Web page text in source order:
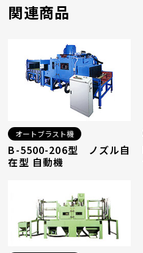
関連商品
オートブラスト機
B-5500-206型 ノズル自
在型 自動機